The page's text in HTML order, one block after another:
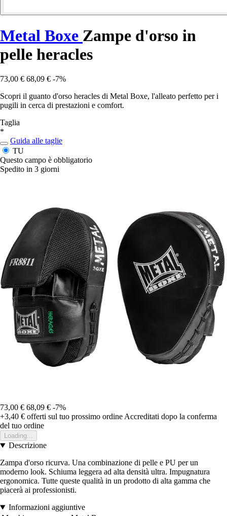
Metal Boxe Zampe d'orso in
pelle heracles
73,00 € 68,09 € -7%
Scopri il guanto d'orso heracles di Metal Boxe, l'alleato perfetto per i
pugili in cerca di prestazioni e comfort.
Taglia
*
Guida alle taglie
TU
Questo campo è obbligatorio
Spedito in 3 giorni
73,00 € 68,09 € -7%
+3,40 € offerti sul tuo prossimo ordine Accreditati dopo la conferma
del tuo ordine
Loading...
Descrizione
Zampa d'orso ricurva. Una combinazione di pelle e PU per un
moderno look. Schiuma leggera ad alta densità ultra. Impugnatura
ergonomica. Tutte queste qualità in un prodotto di alta gamma che
piacerà ai professionisti.
Informazioni aggiuntive